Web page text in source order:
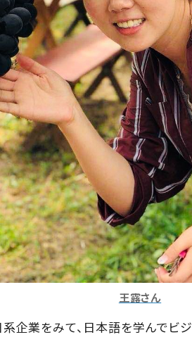
王露さん
企業をみて、日本語を学んでビ